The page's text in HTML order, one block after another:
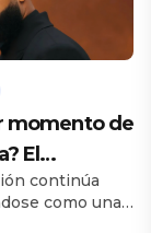
momento de
El
logro de
que
continúa
como una